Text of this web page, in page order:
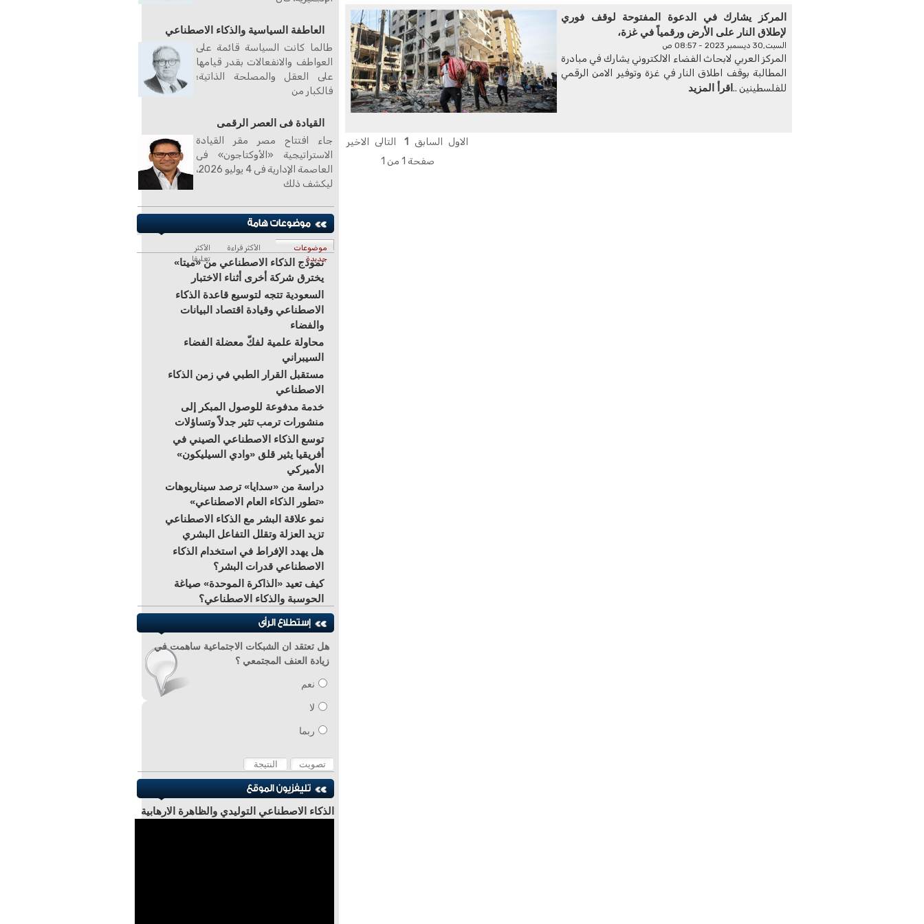
المركز يشارك في الدعوة المفتوحة لوقف فوري
لإطلاق النار على الأرض ورقمياً في غزة،
السبت,30 ديسمبر 2023 - 08:57 ص
المركز العربي لابحاث الفضاء الالكتروني يشارك في مبادرة
المطالبة بوقف اطلاق النار في غزة وتوفير الامن الرقمي
للفلسطينين .. اقرأ المزيد
الاول السابق 1 التالى
الاخير
صفحة 1 من 1
العاطفة السياسية والذكاء الاصطناعي
طالما كانت السياسة قائمة على
العواطف والانفعالات بقدر قيامها
على العقل والمصلحة الذاتية؛
فالكبار من
القيادة فى العصر الرقمى
جاء افتتاح مصر مقر القيادة
الاستراتيجية «الأوكتاجون» فى
العاصمة الإدارية فى 4 يوليو 2026،
ليكشف ذلك
موضوعات
جديدة
الأكثر قراءة
الأكثر
تعليقا
نموذج الذكاء الاصطناعي من «ميتا»
يخترق شركة أخرى أثناء الاختبار
السعودية تتجه لتوسيع قاعدة الذكاء
الاصطناعي وقيادة اقتصاد البيانات
والفضاء
محاولة علمية لفكّ معضلة الفضاء
السيبراني
مستقبل القرار الطبي في زمن الذكاء
الاصطناعي
خدمة مدفوعة للوصول المبكر إلى
منشورات ترمب تثير جدلاً وتساؤلات
توسع الذكاء الاصطناعي الصيني في
أفريقيا يثير قلق «وادي السيليكون»
الأميركي
دراسة من «سدايا» ترصد سيناريوهات
«تطور الذكاء العام الاصطناعي»
نمو علاقة البشر مع الذكاء الاصطناعي
تزيد العزلة وتقلل التفاعل البشري
هل يهدد الإفراط في استخدام الذكاء
الاصطناعي قدرات البشر؟
كيف تعيد «الذاكرة الموحدة» صياغة
الحوسبة والذكاء الاصطناعي؟
هل تعتقد ان الشبكات الاجتماعية ساهمت في
زيادة العنف المجتمعي ؟
نعم
لا
ربما
الذكاء الاصطناعي التوليدي والظاهرة الارهابية